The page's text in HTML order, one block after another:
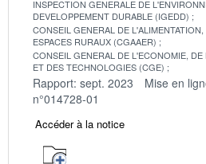
INSPECTION GENERALE DE
DEVELOPPEMENT DURABLE (IGEDD)
CONSEIL GENERAL DE
ESPACES RURAUX (CGAAER)
CONSEIL GENERAL DE L'ECONOMIE,
ET DES TECHNOLOGIES (CGE)
Rapport: sept. 2023 Mise en
n°014728-01
Accéder à la notice